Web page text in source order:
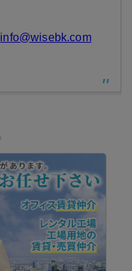
info@wisebk.com